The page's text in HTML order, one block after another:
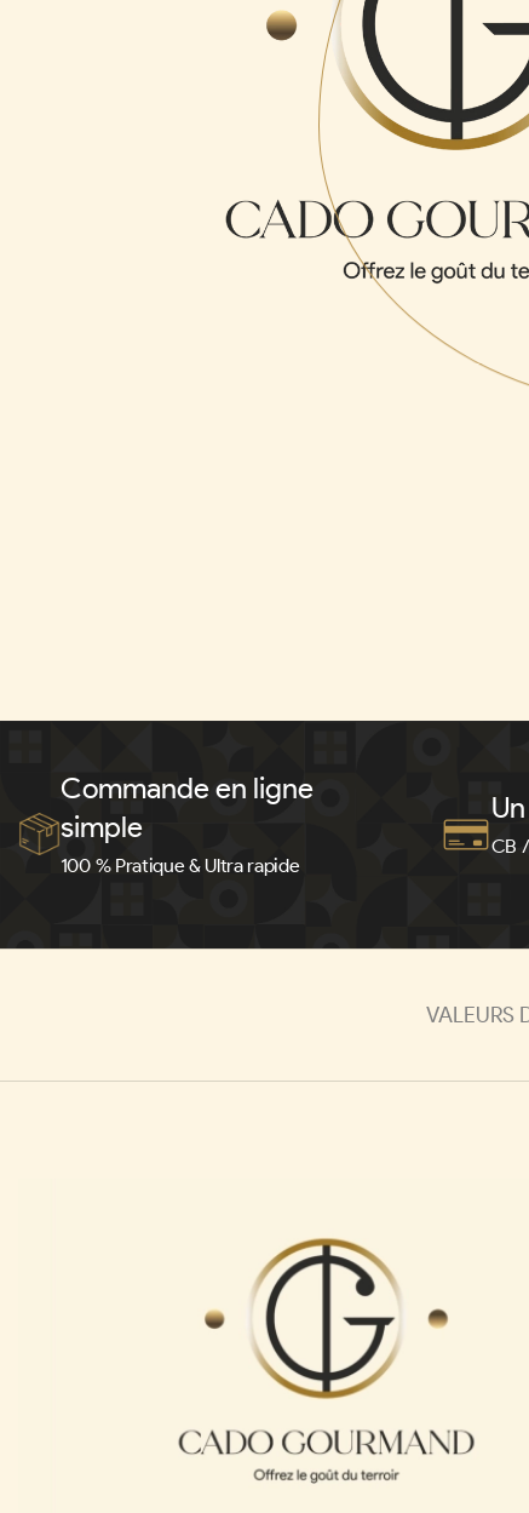
Commande en ligne
simple
100 % Pratique & Ultra rapide
CB
VALEURS